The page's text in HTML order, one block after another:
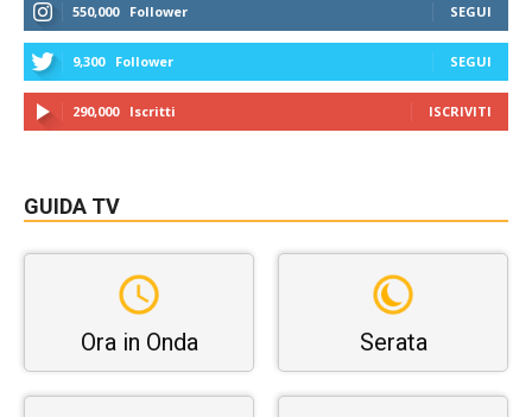
550,000 Follower SEGUI
9,300 Follower SEGUI
290,000 Iscritti ISCRIVITI
GUIDA TV
Ora in Onda Serata